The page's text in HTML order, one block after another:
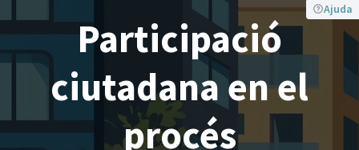
Ajuda
Participació
ciutadana en el
procés